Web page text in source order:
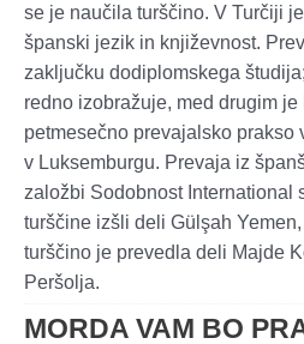
se je naučila turščino. V Turčiji
španski jezik in književnost.
zaključku dodiplomskega
redno izobražuje, med drugim
petmesečno prevajalsko prakso
v Luksemburgu. Prevaja iz
založbi Sodobnost International
turščine izšli deli Gülşah Yemen,
turščino je prevedla deli Majde
Peršolja.
MORDA VAM BO